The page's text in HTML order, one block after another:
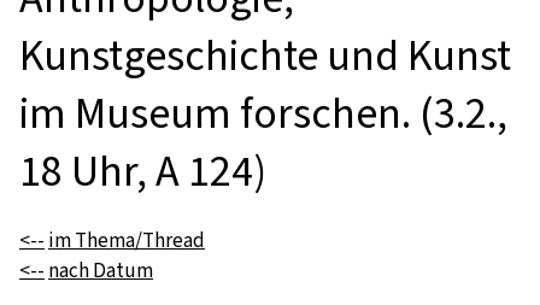
Kunstgeschichte und Kunst
im Museum forschen. (3.2.,
18 Uhr, A 124)
<-- im Thema/Thread
<-- nach Datum